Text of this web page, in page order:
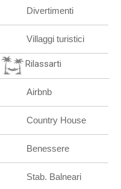
Divertimenti
Villaggi turistici
Rilassarti
Airbnb
Country House
Benessere
Stab. Balneari